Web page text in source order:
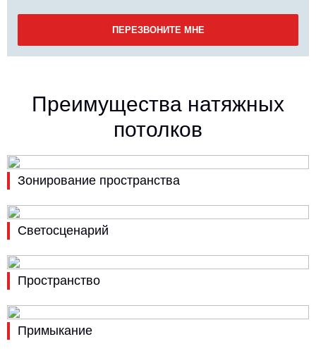
Преимущества натяжных
потолков
Зонирование пространства
Светосценарий
Пространство
Примыкание